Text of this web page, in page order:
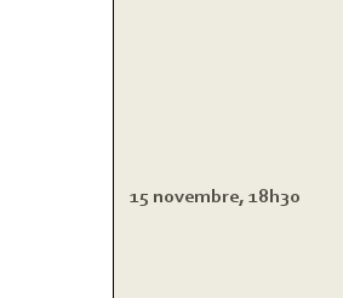
15 novembre, 18h30